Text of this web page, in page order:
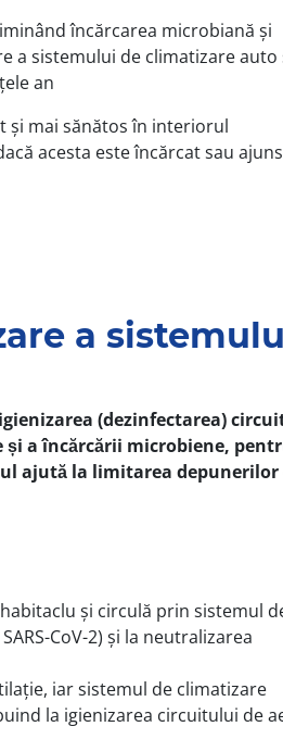
încărcarea microbiană și
a sistemului de climatizare auto
an
și mai sănătos în interiorul
acesta este încărcat sau
a
igienizarea (dezinfectarea)
a încărcării microbiene,
ajută la limitarea depunerilor
și circulă prin sistemul
CoV-2) și la neutralizarea
iar sistemul de climatizare
la igienizarea circuitului de